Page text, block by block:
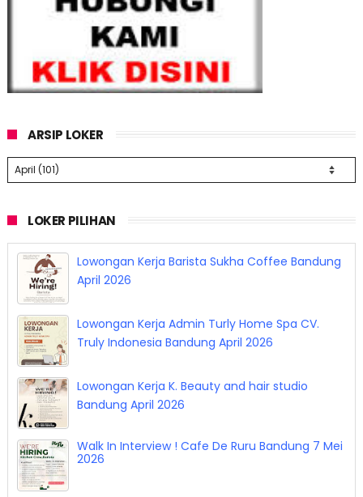
ARSIP LOKER
LOKER PILIHAN
Lowongan Kerja Barista Sukha Coffee Bandung
April 2026
Lowongan Kerja Admin Turly Home Spa CV.
Truly Indonesia Bandung April 2026
Lowongan Kerja K. Beauty and hair studio
Bandung April 2026
Walk In Interview ! Cafe De Ruru Bandung 7 Mei
2026